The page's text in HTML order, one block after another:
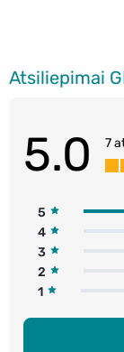
5.0 7
5
4
3
2
1